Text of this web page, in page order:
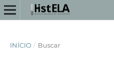
INÍCIO / Buscar